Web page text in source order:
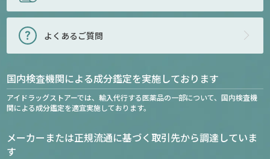
よくあるご質問
国内検査機関による成分鑑定を実施しております
アイドラッグストアーでは、輸入代行する医薬品の一部について、国内検査機
関による成分鑑定を適宜実施しております。
メーカーまたは正規流通に基づく取引先から調達していま
す